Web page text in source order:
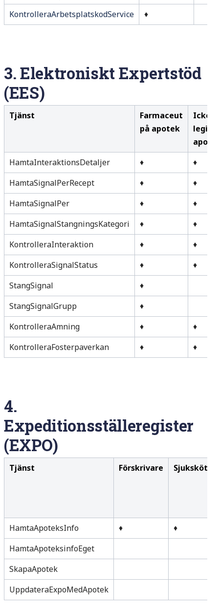
KontrolleraArbetsplatskodService
♦
3.Elektroniskt Expertstöd
(EES)
Tjänst
Farmaceut
på apotek
Icke-
HamtaInteraktionsDetaljer
♦
♦
HamtaSignalPerRecept
♦
♦
HamtaSignalPer
♦
♦
HamtaSignalStangningsKategori
♦
♦
KontrolleraInteraktion
♦
♦
KontrolleraSignalStatus
♦
♦
StangSignal
♦
StangSignalGrupp
♦
KontrolleraAmning
♦
♦
KontrolleraFosterpaverkan
♦ ♦
4.
Expeditionsställeregister
(EXPO)
Tjänst Förskrivare
HamtaApoteksInfo ♦
♦
HamtaApoteksinfoEget
SkapaApotek
UppdateraExpoMedApotek